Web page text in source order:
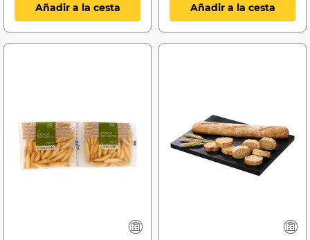
Añadir a la cesta Añadir a la cesta